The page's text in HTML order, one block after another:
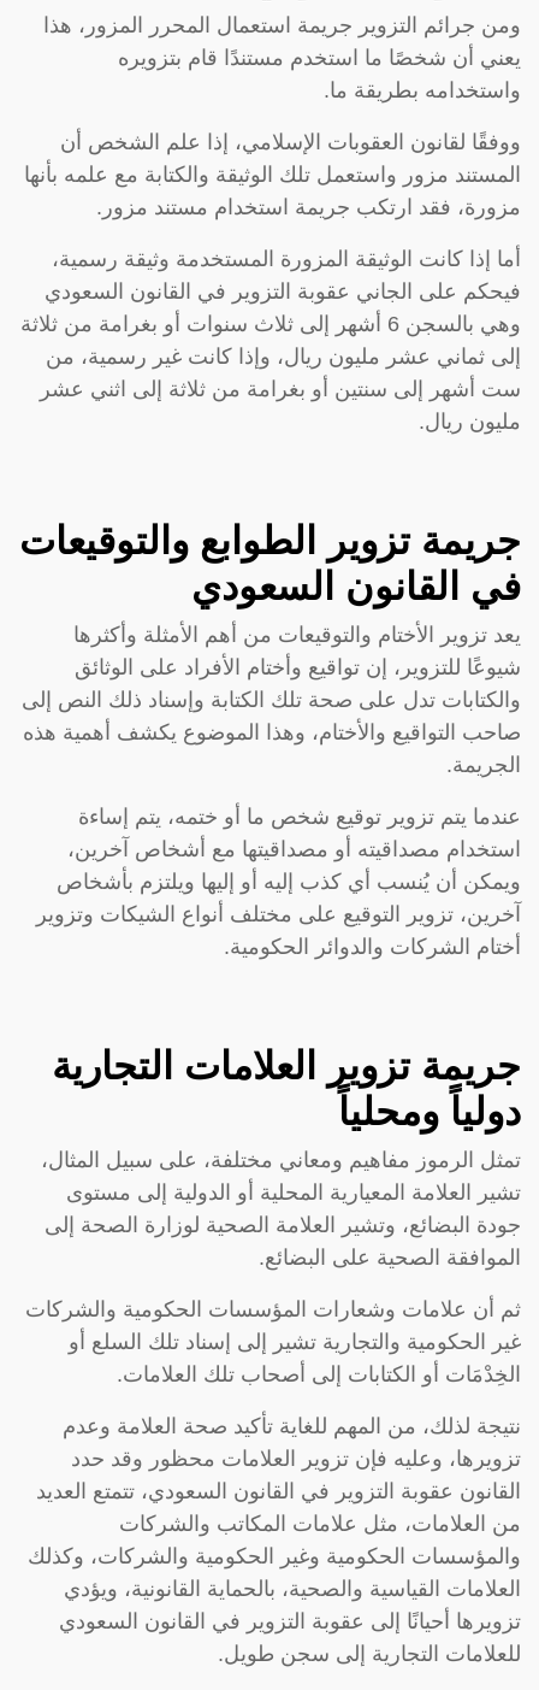
ومن جرائم التزوير جريمة استعمال المحرر المزور، هذا
يعني أن شخصًا ما استخدم مستندًا قام بتزويره
واستخدامه بطريقة ما.
ووفقًا لقانون العقوبات الإسلامي، إذا علم الشخص أن
المستند مزور واستعمل تلك الوثيقة والكتابة مع علمه بأنها
مزورة، فقد ارتكب جريمة استخدام مستند مزور.
أما إذا كانت الوثيقة المزورة المستخدمة وثيقة رسمية،
فيحكم على الجاني عقوبة التزوير في القانون السعودي
وهي بالسجن 6 أشهر إلى ثلاث سنوات أو بغرامة من ثلاثة
إلى ثماني عشر مليون ريال، وإذا كانت غير رسمية، من
ست أشهر إلى سنتين أو بغرامة من ثلاثة إلى اثني عشر
مليون ريال.
جريمة تزوير الطوابع والتوقيعات
في القانون السعودي
يعد تزوير الأختام والتوقيعات من أهم الأمثلة وأكثرها
شيوعًا للتزوير، إن تواقيع وأختام الأفراد على الوثائق
والكتابات تدل على صحة تلك الكتابة وإسناد ذلك النص إلى
صاحب التواقيع والأختام، وهذا الموضوع يكشف أهمية هذه
الجريمة.
عندما يتم تزوير توقيع شخص ما أو ختمه، يتم إساءة
استخدام مصداقيته أو مصداقيتها مع أشخاص آخرين،
ويمكن أن يُنسب أي كذب إليه أو إليها ويلتزم بأشخاص
آخرين، تزوير التوقيع على مختلف أنواع الشيكات وتزوير
أختام الشركات والدوائر الحكومية.
جريمة تزوير العلامات التجارية
دولياً ومحلياً
تمثل الرموز مفاهيم ومعاني مختلفة، على سبيل المثال،
تشير العلامة المعيارية المحلية أو الدولية إلى مستوى
جودة البضائع، وتشير العلامة الصحية لوزارة الصحة إلى
الموافقة الصحية على البضائع.
ثم أن علامات وشعارات المؤسسات الحكومية والشركات
غير الحكومية والتجارية تشير إلى إسناد تلك السلع أو
الخِدْمَات أو الكتابات إلى أصحاب تلك العلامات.
نتيجة لذلك، من المهم للغاية تأكيد صحة العلامة وعدم
تزويرها، وعليه فإن تزوير العلامات محظور وقد حدد
القانون عقوبة التزوير في القانون السعودي، تتمتع العديد
من العلامات، مثل علامات المكاتب والشركات
والمؤسسات الحكومية وغير الحكومية والشركات، وكذلك
العلامات القياسية والصحية، بالحماية القانونية، ويؤدي
تزويرها أحيانًا إلى عقوبة التزوير في القانون السعودي
للعلامات التجارية إلى سجن طويل.